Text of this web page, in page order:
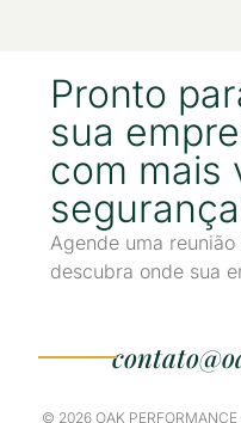
Pronto
sua
com mais
Agende uma
descubra onde sua
© 2026 OAK PERFORMANCE